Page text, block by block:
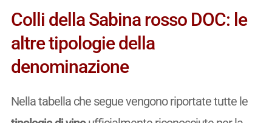
Colli della Sabina rosso DOC: le
altre tipologie della
denominazione
Nella tabella che segue vengono riportate tutte le